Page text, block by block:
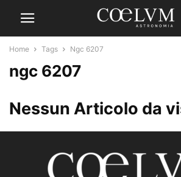
Home Tags Ngc 6207
ngc 6207
Nessun Articolo da